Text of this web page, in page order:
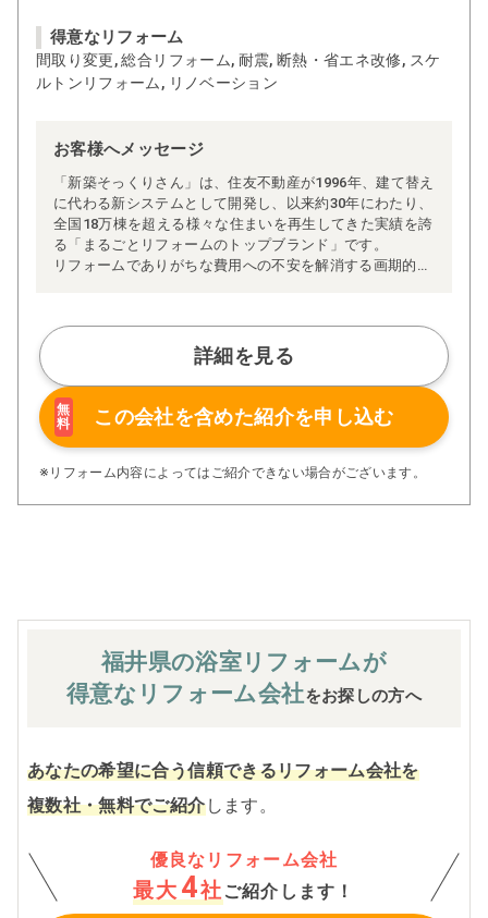
得意なリフォーム
間取り変更, 総合リフォーム, 耐震, 断熱・省エネ改修, スケ
ルトンリフォーム, リノベーション
お客様へメッセージ
「新築そっくりさん」は、住友不動産が1996年、建て替え
に代わる新システムとして開発し、以来約30年にわたり、
全国18万棟を超える様々な住まいを再生してきた実績を誇
る「まるごとリフォームのトップブランド」です。
リフォームでありがちな費用への不安を解消する画期的な
ム」、経験豊かなセールスエンジニアによる「一貫担当
制」などが高い信頼を得ています。
また、大規模リフォームに習熟した施工管理者が現場を統
括する「専属棟梁制」、豊富な実績に裏付けられた充実の
施工マニュアルや検査体制により高い施工品質を実現。
さらに、住友不動産のリフォームならではの充実の保証、
アフターサービス体制で工事後も安心です。
ぜひ、あなたの大切なお住まいの再生を私たちにお任せく
詳細を見る
無
料
この会社を含めた紹介を申し込む
※リフォーム内容によってはご紹介できない場合がございます。
福井県の浴室 リフォームが
得意なリフォーム会社をお探しの方へ
あなたの希望に合う信頼できるリフォーム会社を
複数社・無料でご紹介します。
優良なリフォーム会社
最大 4社 ご紹介します！